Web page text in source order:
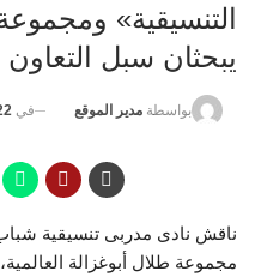
التنسيقية»
يبحثان سبل
بواسطة مدير الموقع في
ناقش نادى مدربى تنسيقية
مجموعة طلال أبوغزالة